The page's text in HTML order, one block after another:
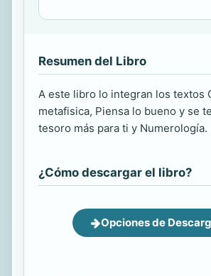
Resumen del Libro
A este libro lo integran los textos
metafisica, Piensa lo bueno y se
tesoro más para ti y Numerología.
¿Cómo descargar el libro?
Opciones de